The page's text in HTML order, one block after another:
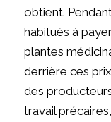
obtient.
habitués à
plantes
derrière ces
des
travail